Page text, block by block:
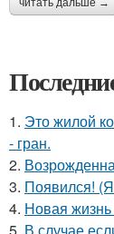
1. Это жилой
- гран.
2.
3. Появился!
4. Новая
5. В случае